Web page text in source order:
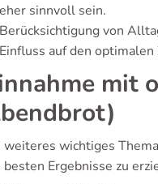
eher sinnvoll sein.
Berücksichtigung von
Einfluss auf den
mit
weiteres wichtiges
besten Ergebnisse zu